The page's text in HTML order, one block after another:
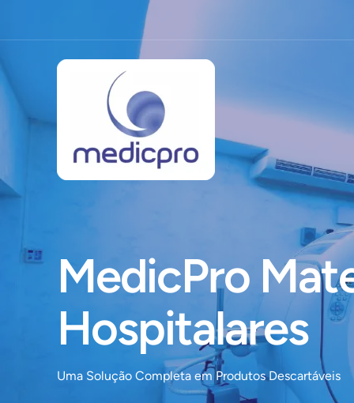
MedicPro
Hospitalares
Uma Solução Completa em Produtos Descartáveis